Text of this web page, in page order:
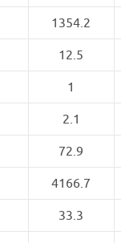
1354.2
12.5
1
2.1
72.9
4166.7
33.3